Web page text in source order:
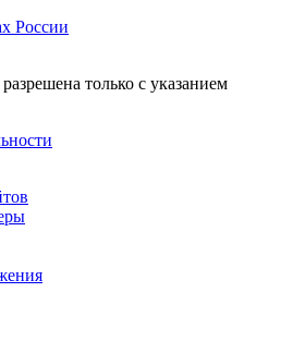
России
только с указанием